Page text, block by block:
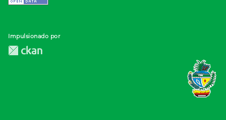
Impulsionado por